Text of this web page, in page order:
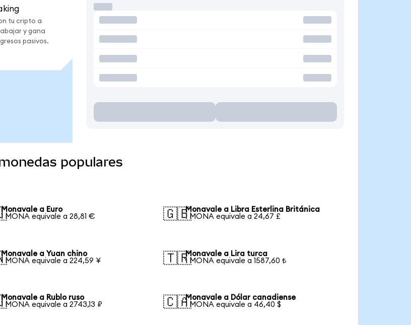
tu cripto a
y gana
pasivos.
populares
Monavale a Euro
1 MONA equivale a 28,81 €
🇬🇧Monavale a Libra Esterlina Británica
1 MONA equivale a 24,67 £
Monavale a Yuan chino
1 MONA equivale a 224,59 ¥
🇹🇷Monavale a Lira turca
1 MONA equivale a 1587,60 ₺
Monavale a Rublo ruso
1 MONA equivale a 2743,13 ₽
🇨🇦Monavale a Dólar canadiense
1 MONA equivale a 46,40 $